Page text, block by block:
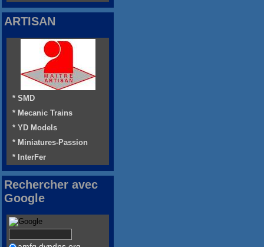
ARTISAN
* SMD
* Mecanic Trains
* YD Models
* Miniatures-Passion
* InterFer
Rechercher avec
Google